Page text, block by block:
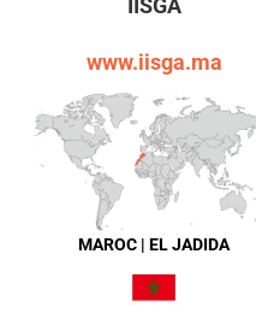
IISGA
www.iisga.ma
MAROC | EL JADIDA